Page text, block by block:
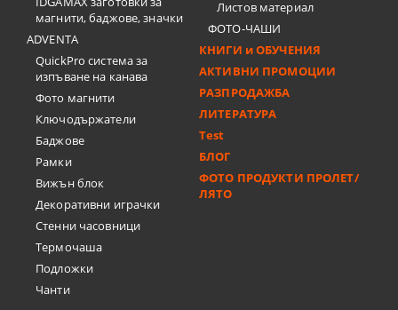
магнити, баджове, значки
ADVENTA
QuickPro система за
изпъване на канава
Фото магнити
Ключодържатели
Баджове
Рамки
Вижън блок
Декоративни играчки
Стенни часовници
Термочашa
Подложки
Чанти
Листов материал
ФОТО-ЧАШИ
КНИГИ и ОБУЧЕНИЯ
АКТИВНИ ПРОМОЦИИ
РАЗПРОДАЖБА
ЛИТЕРАТУРА
Test
БЛОГ
ФОТО ПРОДУКТИ ПРОЛЕТ/
ЛЯТО